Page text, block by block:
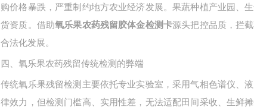
购价格暴跌，严重制约地方农业经济发展。果蔬种植产业园、
货资质。借助氧乐果农药残留胶体金检测卡源头把控品质，拦
合法化发展。
四、氧乐果农药残留传统检测的弊端
传统氧乐果残留检测主要依托专业实验室，采用气相色谱仪、
律效力，但检测门槛高、实用性差，无法适配田间采收、生鲜